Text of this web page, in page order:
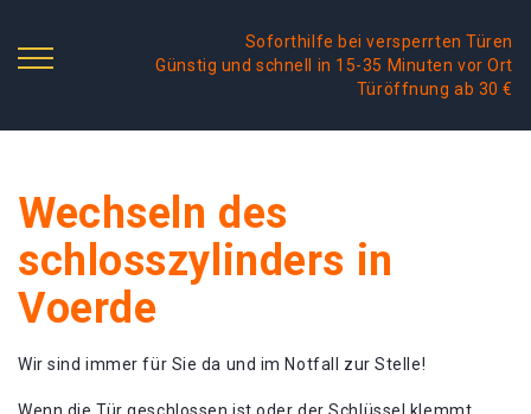
Soforthilfe bei versperrten Türen
Günstig und schnell in 15-35 Minuten vor Ort
Türöffnung ab 30 €
Wechseln des
schlosszylinders in
Voerde
Wir sind immer für Sie da und im Notfall zur Stelle!